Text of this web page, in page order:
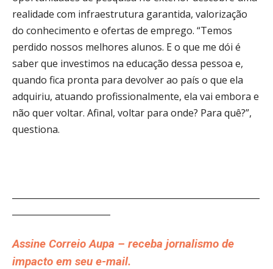
realidade com infraestrutura garantida, valorização
do conhecimento e ofertas de emprego. “Temos
perdido nossos melhores alunos. E o que me dói é
saber que investimos na educação dessa pessoa e,
quando fica pronta para devolver ao país o que ela
adquiriu, atuando profissionalmente, ela vai embora e
não quer voltar. Afinal, voltar para onde? Para quê?”,
questiona.
Assine Correio Aupa – receba jornalismo de
impacto em seu e-mail.